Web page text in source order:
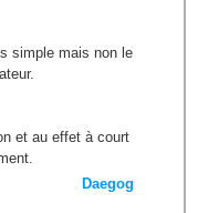
simple mais non le
et au effet à court
Daegog